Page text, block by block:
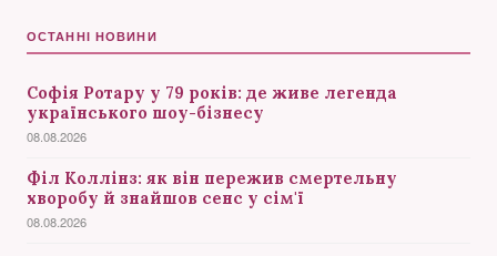
ОСТАННІ НОВИНИ
Софія Ротару у 79 років: де живе легенда
українського шоу-бізнесу
08.08.2026
Філ Коллінз: як він пережив смертельну
хворобу й знайшов сенс у сім'ї
08.08.2026